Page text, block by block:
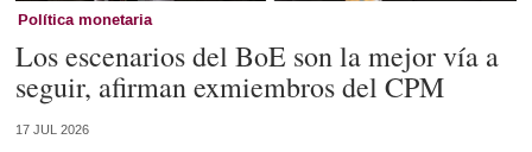
Política monetaria
Los escenarios del BoE son la mejor vía a
seguir, afirman exmiembros del CPM
17 JUL 2026